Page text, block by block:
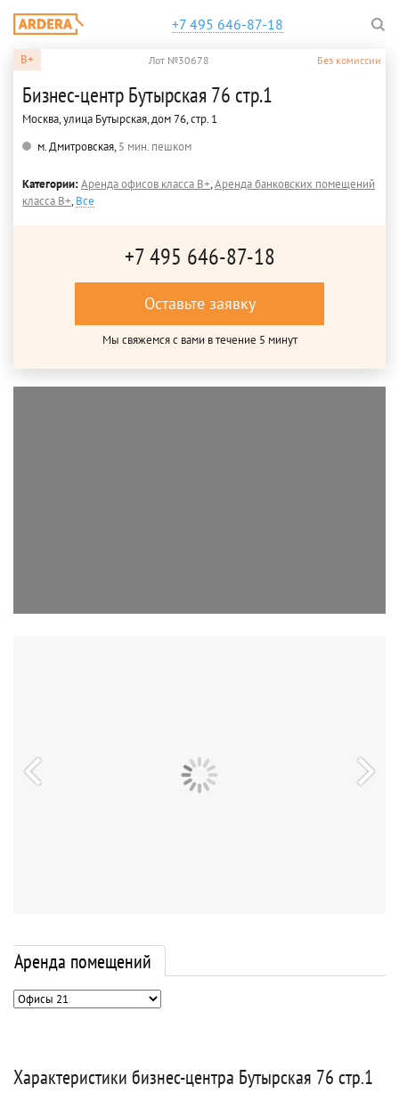
+7 495 646-87-18
B+ Лот №30678 Без комиссии
Бизнес-центр Бутырская 76 стр.1
Москва, улица Бутырская, дом 76, стр. 1
м. Дмитровская,5 мин. пешком
Категории:Аренда офисов класса B+,Аренда банковских помещений
класса B+,Все
+7 495 646-87-18
Оставьте заявку
Мы свяжемся с вами в течение 5 минут
Аренда помещений
Характеристики бизнес-центра Бутырская 76 стр.1